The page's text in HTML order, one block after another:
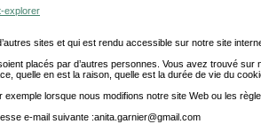
explorer
sites et qui est rendu accessible sur notre site
placés par d’autres personnes. Vous avez trouvé
quelle en est la raison, quelle est la durée de vie du
lorsque nous modifions notre site Web ou les
e-mail suivante :anita.garnier@gmail.com